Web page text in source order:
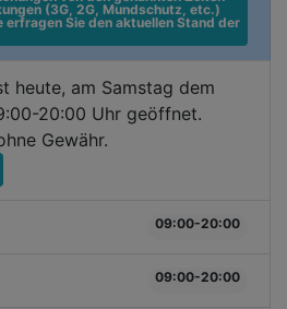
(3G, 2G, Mundschutz, etc.)
Sie den aktuellen Stand der
heute, am Samstag dem
20:00 Uhr geöffnet.
Gewähr.
09:00-20:00
09:00-20:00